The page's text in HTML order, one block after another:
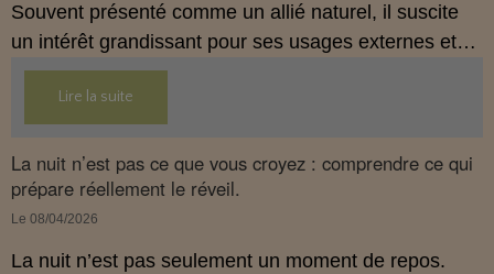
Souvent présenté comme un allié naturel, il suscite
un intérêt grandissant pour ses usages externes et
son interaction avec le système endocannabinoïde.
Cet article propose une mise au point claire, moderne
et conforme à la réglementation française de 2026.
Lire la suite
La nuit n’est pas ce que vous croyez : comprendre ce qui
prépare réellement le réveil.
Le 08/04/2026
La nuit n’est pas seulement un moment de repos.